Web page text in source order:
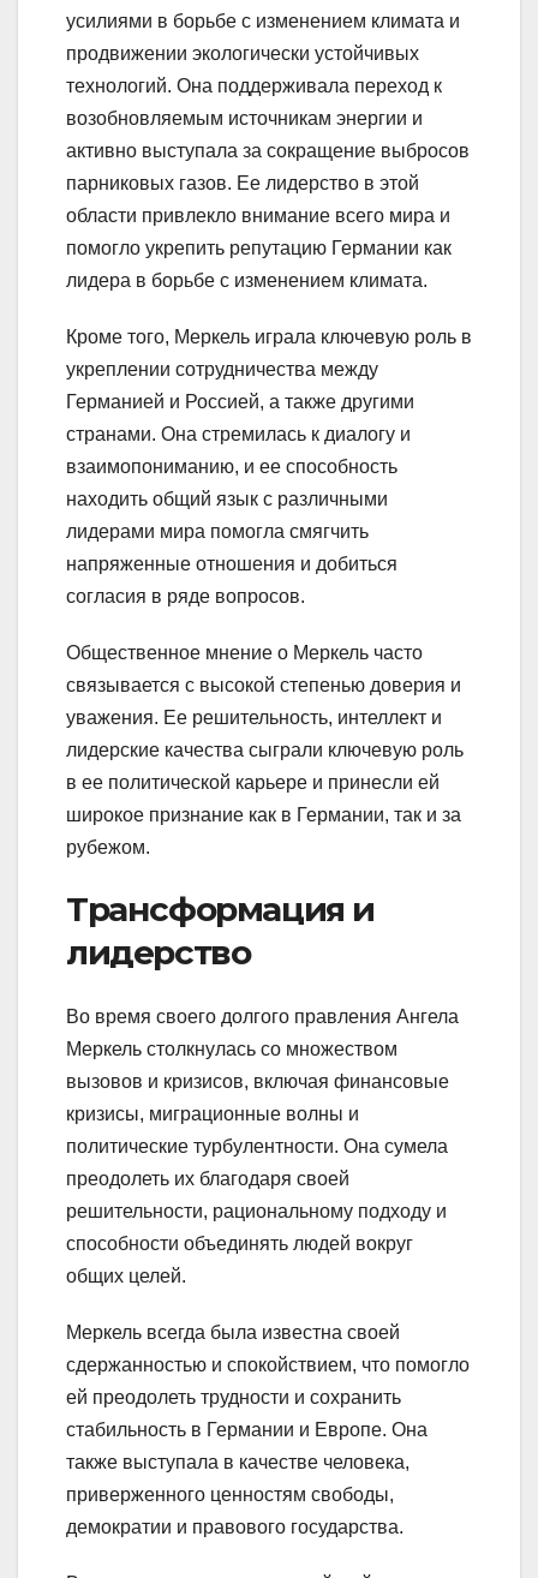
усилиями в борьбе с изменением климата и
продвижении экологически устойчивых
технологий. Она поддерживала переход к
возобновляемым источникам энергии и
активно выступала за сокращение выбросов
парниковых газов. Ее лидерство в этой
области привлекло внимание всего мира и
помогло укрепить репутацию Германии как
лидера в борьбе с изменением климата.
Кроме того, Меркель играла ключевую роль в
укреплении сотрудничества между
Германией и Россией, а также другими
странами. Она стремилась к диалогу и
взаимопониманию, и ее способность
находить общий язык с различными
лидерами мира помогла смягчить
напряженные отношения и добиться
согласия в ряде вопросов.
Общественное мнение о Меркель часто
связывается с высокой степенью доверия и
уважения. Ее решительность, интеллект и
лидерские качества сыграли ключевую роль
в ее политической карьере и принесли ей
широкое признание как в Германии, так и за
рубежом.
Трансформация и
лидерство
Во время своего долгого правления Ангела
Меркель столкнулась со множеством
вызовов и кризисов, включая финансовые
кризисы, миграционные волны и
политические турбулентности. Она сумела
преодолеть их благодаря своей
решительности, рациональному подходу и
способности объединять людей вокруг
общих целей.
Меркель всегда была известна своей
сдержанностью и спокойствием, что помогло
ей преодолеть трудности и сохранить
стабильность в Германии и Европе. Она
также выступала в качестве человека,
приверженного ценностям свободы,
демократии и правового государства.